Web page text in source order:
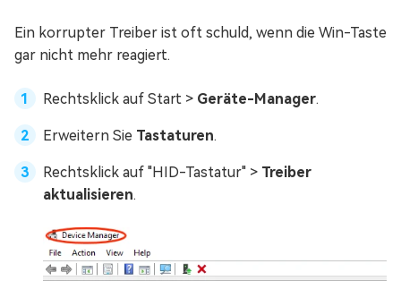
Ein korrupter Treiber ist oft schuld, wenn die Win-Taste
gar nicht mehr reagiert.
Rechtsklick auf Start > Geräte-Manager.
Erweitern Sie Tastaturen.
Rechtsklick auf "HID-Tastatur" > Treiber
aktualisieren.